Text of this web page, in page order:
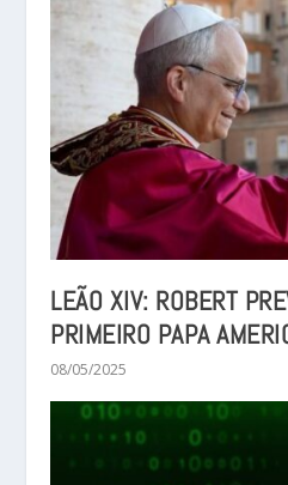
LEÃO XIV: ROBERT
PRIMEIRO PAPA
08/05/2025